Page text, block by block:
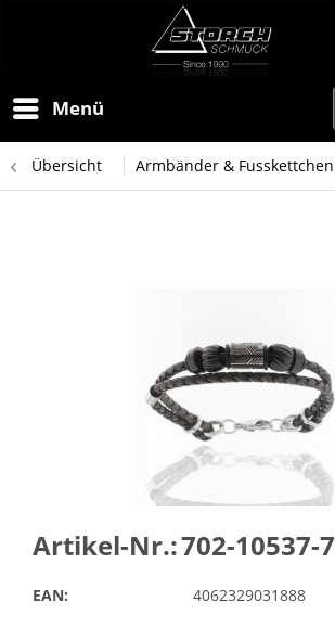
Menü
Übersicht Armbänder & Fusskettchen
Artikel-Nr.:702-10537-7
EAN: 4062329031888